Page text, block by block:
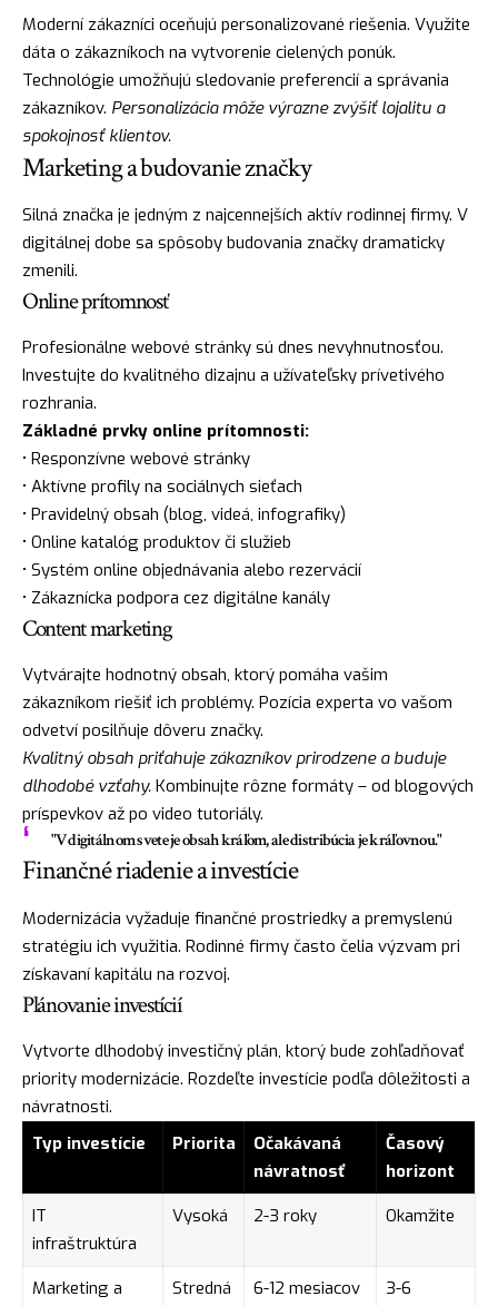
Moderní zákazníci oceňujú personalizované riešenia. Využite
dáta o zákazníkoch na vytvorenie cielených ponúk.
Technológie umožňujú sledovanie preferencií a správania
zákazníkov. Personalizácia môže výrazne zvýšiť lojalitu a
spokojnosť klientov.
Marketing a budovanie značky
Silná značka je jedným z najcennejších aktív rodinnej firmy. V
digitálnej dobe sa spôsoby budovania značky dramaticky
zmenili.
Online prítomnosť
Profesionálne webové stránky sú dnes nevyhnutnosťou.
Investujte do kvalitného dizajnu a užívateľsky prívetivého
rozhrania.
Základné prvky online prítomnosti:
• Responzívne webové stránky
• Aktívne profily na sociálnych sieťach
• Pravidelný obsah (blog, videá, infografiky)
• Online katalóg produktov či služieb
• Systém online objednávania alebo rezervácií
• Zákaznícka podpora cez digitálne kanály
Content marketing
Vytvárajte hodnotný obsah, ktorý pomáha vašim
zákazníkom riešiť ich problémy. Pozícia experta vo vašom
odvetví posilňuje dôveru značky.
Kvalitný obsah priťahuje zákazníkov prirodzene a buduje
dlhodobé vzťahy. Kombinujte rôzne formáty – od blogových
príspevkov až po video tutoriály.
"V digitálnom svete je obsah kráľom, ale distribúcia je kráľovnou."
Finančné riadenie a investície
Modernizácia vyžaduje finančné prostriedky a premyslenú
stratégiu ich využitia. Rodinné firmy často čelia výzvam pri
získavaní kapitálu na rozvoj.
Plánovanie investícií
Vytvorte dlhodobý investičný plán, ktorý bude zohľadňovať
priority modernizácie. Rozdeľte investície podľa dôležitosti a
návratnosti.
Typ investície
Priorita
Očakávaná
návratnosť
Časový
horizont
IT
infraštruktúra
Vysoká 2-3 roky Okamžite
Marketing a
Stredná 6-12 mesiacov
3-6